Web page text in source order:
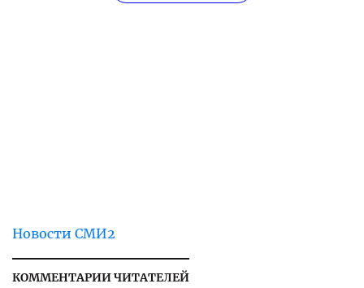
Новости СМИ2
КОММЕНТАРИИ ЧИТАТЕЛЕЙ